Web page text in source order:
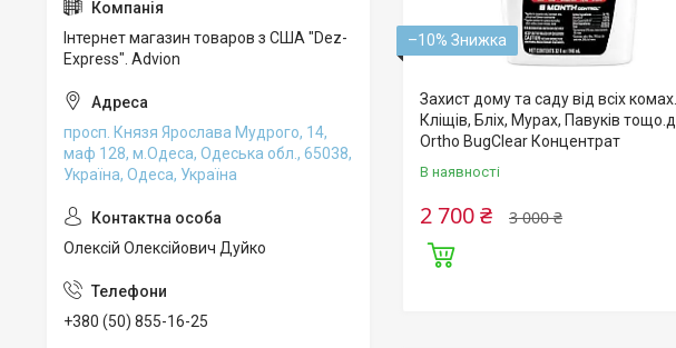
–10%
Захист дому та саду від всіх комах.
Кліщів, Бліх, Мурах, Павуків тощо.д
Ortho BugClear Концентрат
В наявності
3 000 ₴
2 700 ₴
Інтернет магазин товаров з США "Dez-
Express". Advion
просп. Князя Ярослава Мудрого, 14,
маф 128, м.Одеса, Одеська обл., 65038,
Україна, Одеса, Україна
Олексій Олексійович Дуйко
+380 (50) 855-16-25